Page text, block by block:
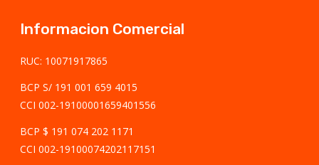
Informacion Comercial
RUC: 10071917865
BCP S/ 191 001 659 4015
CCI 002-19100001659401556
BCP $ 191 074 202 1171
CCI 002-19100074202117151